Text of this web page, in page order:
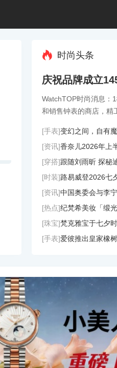
 时尚头条
WatchTOP时尚消息：
和销售钟表的商店，精
[手表]变幻之间，自有魔力 上
[资讯]香奈儿2026年上
[穿搭]跟随刘雨昕 探秘
[时装]路易威登2026七
[资讯]中国奥委会与李宁品牌
[热点]纪梵希美妆「缎光艺
[珠宝]梵克雅宝于七夕时节倾情
[手表]爱彼推出皇家橡树系列